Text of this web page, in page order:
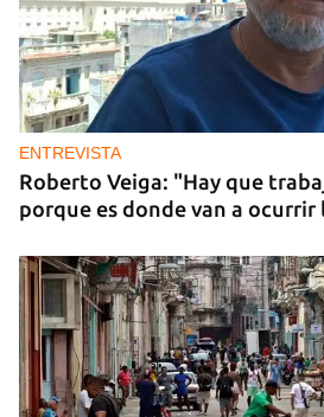
ENTREVISTA
Roberto Veiga: "Hay que
porque es donde van a ocurrir